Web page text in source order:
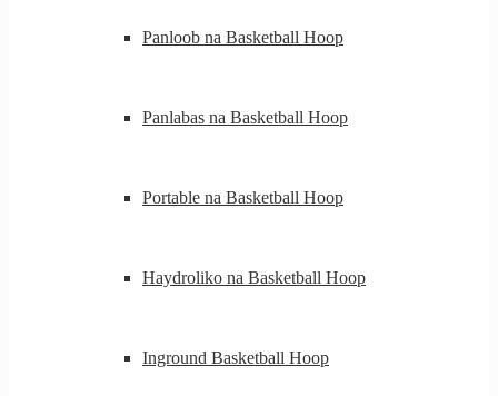
Panloob na Basketball Hoop
Panlabas na Basketball Hoop
Portable na Basketball Hoop
Haydroliko na Basketball Hoop
Inground Basketball Hoop